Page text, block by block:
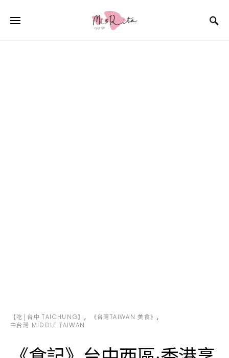
【吃│台中 TAICHUNG】
《台灣TAIWAN 美食》
中台灣 MIDDLE TAIWAN